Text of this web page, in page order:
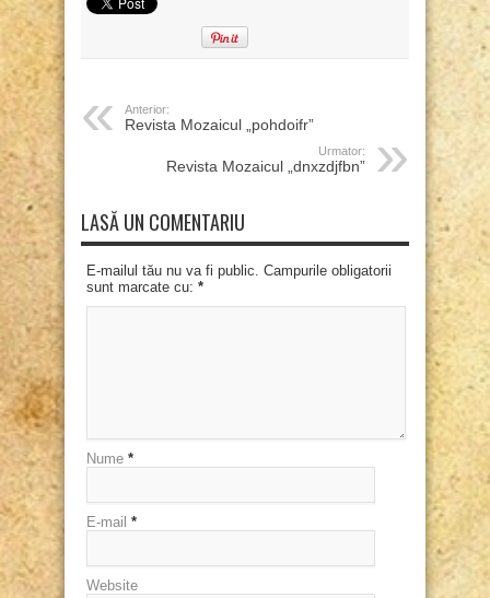
Anterior:
Revista Mozaicul „pohdoifr”
Urmator:
Revista Mozaicul „dnxzdjfbn”
LASĂ UN COMENTARIU
E-mailul tău nu va fi public. Campurile obligatorii
sunt marcate cu: *
Nume *
E-mail *
Website